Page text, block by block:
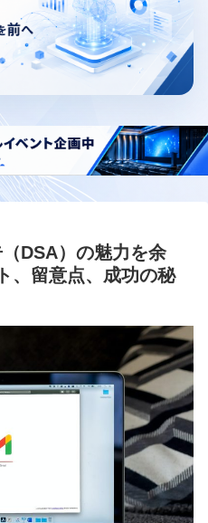
DSA）の魅力を余
、留意点、成功の秘